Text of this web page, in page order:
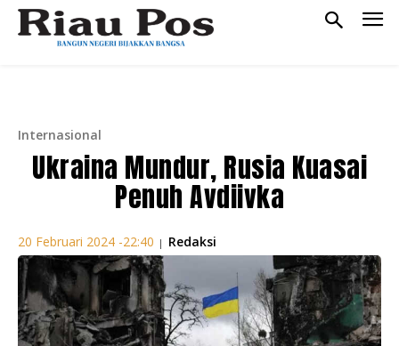
Internasional
Ukraina Mundur, Rusia Kuasai
Penuh Avdiivka
20 Februari 2024 -22:40 | Redaksi